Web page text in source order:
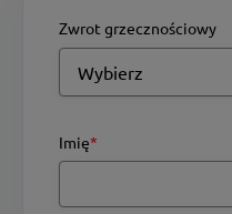
Zwrot grzecznościowy
Imię*